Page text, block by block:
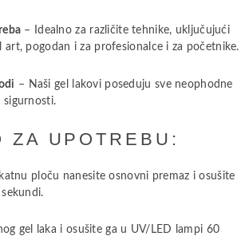
– Idealno za različite tehnike, uključujući
art, pogodan i za profesionalce i za početnike.
– Naši gel lakovi poseduju sve neophodne
ZA UPOTREBU:
ploču nanesite osnovni premaz i osušite
gel laka i osušite ga u UV/LED lampi 60